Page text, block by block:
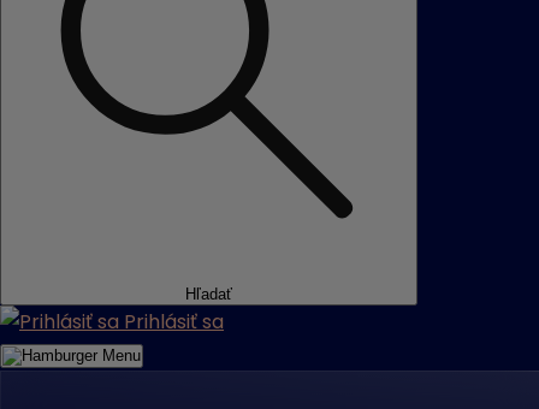
Hľadať
Prihlásiť sa
Menu